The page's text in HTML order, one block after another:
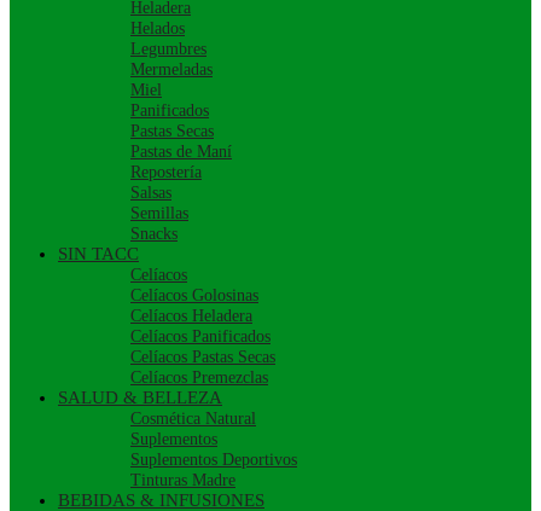
Heladera
Helados
Legumbres
Mermeladas
Miel
Panificados
Pastas Secas
Pastas de Maní
Repostería
Salsas
Semillas
Snacks
SIN TACC
Celíacos
Celíacos Golosinas
Celíacos Heladera
Celíacos Panificados
Celíacos Pastas Secas
Celíacos Premezclas
SALUD & BELLEZA
Cosmética Natural
Suplementos
Suplementos Deportivos
Tinturas Madre
BEBIDAS & INFUSIONES